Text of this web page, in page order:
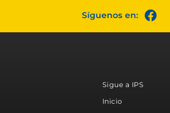
Síguenos en:
Sigue a IPS
Inicio